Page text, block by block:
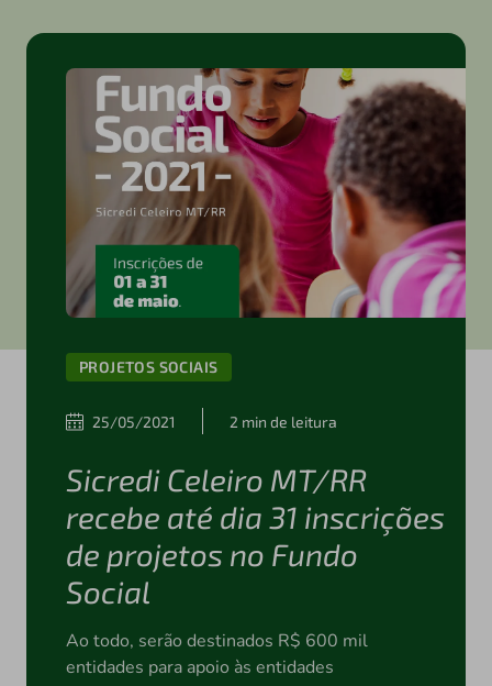
PROJETOS SOCIAIS
25/05/2021 2 min de leitura
Sicredi Celeiro MT/RR
recebe até dia 31 inscrições
de projetos no Fundo
Social
Ao todo, serão destinados R$ 600 mil
entidades para apoio às entidades